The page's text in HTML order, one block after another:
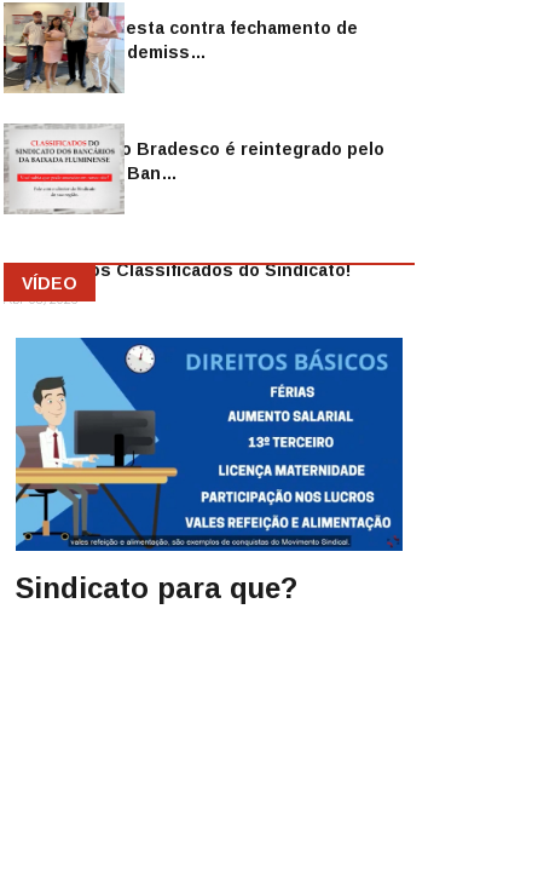
Sindicato protesta contra fechamento de
agências e as demiss…
Mai 13, 2026
Funcionário do Bradesco é reintegrado pelo
Sindicato dos Ban…
Abr 08, 2026
Anuncie nos Classificados do Sindicato!
Abr 08, 2026
VÍDEO
Sindicato para que?